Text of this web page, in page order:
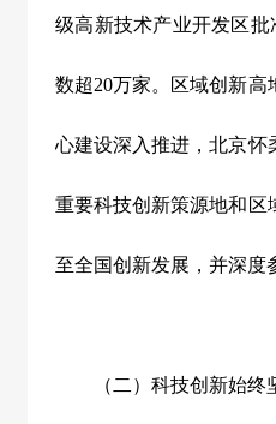
级高新技术产业开发区批
数超20万家。区域创新高
心建设深入推进，北京怀
重要科技创新策源地和区
至全国创新发展，并深度
（二）科技创新始终